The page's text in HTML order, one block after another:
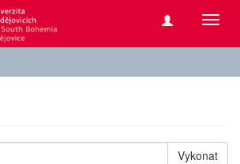
Vykonat